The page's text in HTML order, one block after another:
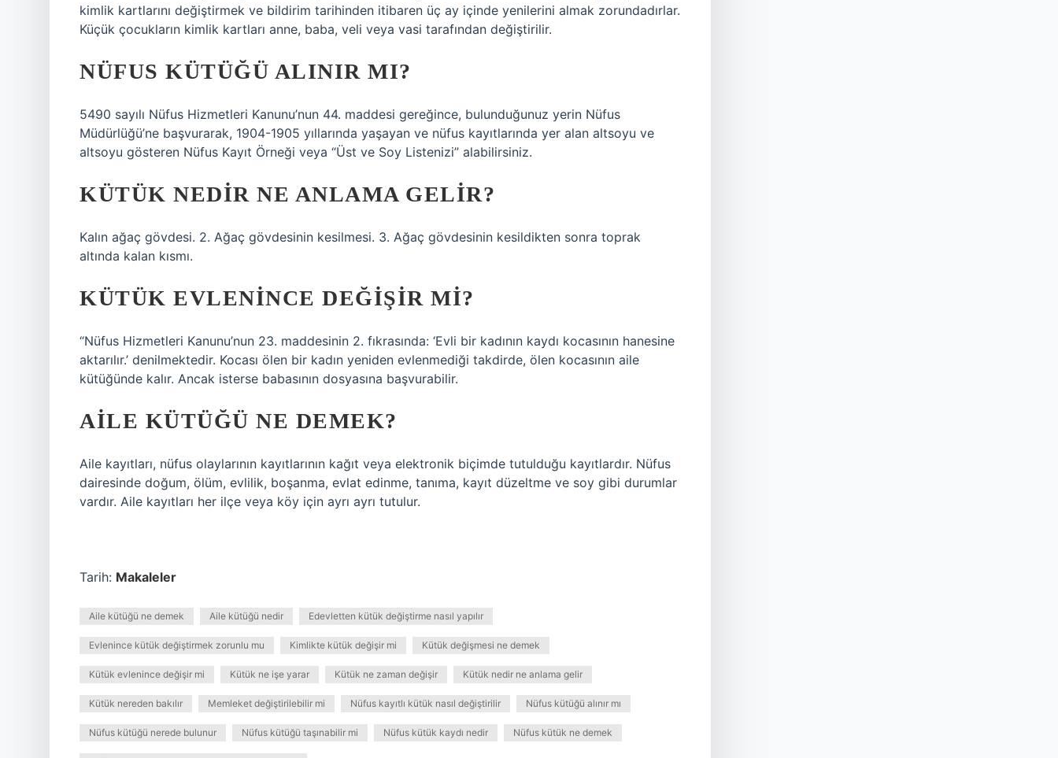
kimlik kartlarını değiştirmek ve bildirim tarihinden itibaren üç ay içinde yenilerini almak zorundadırlar.
Küçük çocukların kimlik kartları anne, baba, veli veya vasi tarafından değiştirilir.
NÜFUS KÜTÜĞÜ ALINIR MI?
5490 sayılı Nüfus Hizmetleri Kanunu’nun 44. maddesi gereğince, bulunduğunuz yerin Nüfus
Müdürlüğü’ne başvurarak, 1904-1905 yıllarında yaşayan ve nüfus kayıtlarında yer alan altsoyu ve
altsoyu gösteren Nüfus Kayıt Örneği veya “Üst ve Soy Listenizi” alabilirsiniz.
KÜTÜK NEDIR NE ANLAMA GELIR?
Kalın ağaç gövdesi. 2. Ağaç gövdesinin kesilmesi. 3. Ağaç gövdesinin kesildikten sonra toprak
altında kalan kısmı.
KÜTÜK EVLENINCE DEĞIŞIR MI?
“Nüfus Hizmetleri Kanunu’nun 23. maddesinin 2. fıkrasında: ‘Evli bir kadının kaydı kocasının hanesine
aktarılır.’ denilmektedir. Kocası ölen bir kadın yeniden evlenmediği takdirde, ölen kocasının aile
kütüğünde kalır. Ancak isterse babasının dosyasına başvurabilir.
AILE KÜTÜĞÜ NE DEMEK?
Aile kayıtları, nüfus olaylarının kayıtlarının kağıt veya elektronik biçimde tutulduğu kayıtlardır. Nüfus
dairesinde doğum, ölüm, evlilik, boşanma, evlat edinme, tanıma, kayıt düzeltme ve soy gibi durumlar
vardır. Aile kayıtları her ilçe veya köy için ayrı ayrı tutulur.
Tarih: Makaleler
Aile kütüğü ne demek Aile kütüğü nedir Edevletten kütük değiştirme nasıl yapılır
Evlenince kütük değiştirmek zorunlu mu Kimlikte kütük değişir mi Kütük değişmesi ne demek
Kütük evlenince değişir mi Kütük ne işe yarar Kütük ne zaman değişir Kütük nedir ne anlama gelir
Kütük nereden bakılır Memleket değiştirilebilir mi Nüfus kayıtlı kütük nasıl değiştirilir Nüfus kütüğü alınır mı
Nüfus kütüğü nerede bulunur Nüfus kütüğü taşınabilir mi Nüfus kütük kaydı nedir Nüfus kütük ne demek